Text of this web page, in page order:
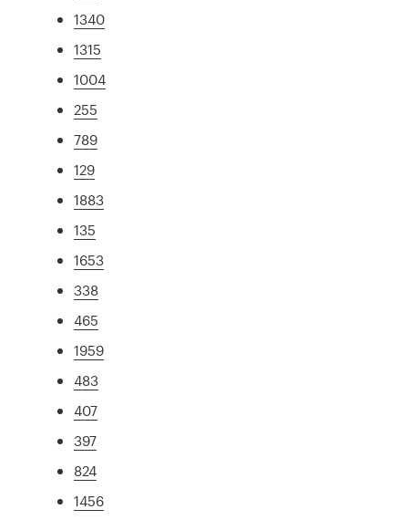
1340
1315
1004
255
789
129
1883
135
1653
338
465
1959
483
407
397
824
1456